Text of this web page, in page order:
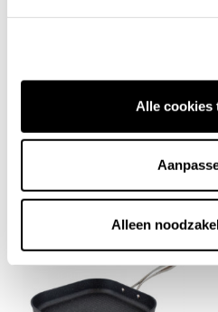
Alle cookies
Alleen
out stock
Neverstick2 Eaziglide
antiaanbaklaag